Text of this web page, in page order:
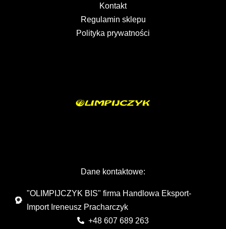
Dane kontaktowe:
"OLIMPIJCZYK BIS" firma Handlowa Eksport-
Import Ireneusz Pracharczyk
+48 607 689 263
Kontakt
Regulamin sklepu
Polityka prywatności